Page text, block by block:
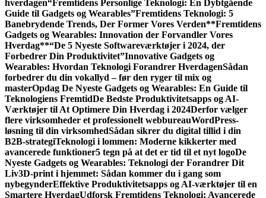
hverdagen“Fremtidens Personlige Teknologi: En Dybtgående
Guide til Gadgets og Wearables”Fremtidens Teknologi: 5
Banebrydende Trends, Der Former Vores Verden**Fremtidens
Gadgets og Wearables: Innovation der Forvandler Vores
Hverdag**“De 5 Nyeste Softwareværktøjer i 2024, der
Forbedrer Din Produktivitet”Innovative Gadgets og
Wearables: Hvordan Teknologi Forandrer HverdagenSådan
forbedrer du din vokallyd – før den ryger til mix og
masterOpdag De Nyeste Gadgets og Wearables: En Guide til
Teknologiens FremtidDe Bedste Produktivitetsapps og AI-
Værktøjer til At Optimere Din Hverdag i 2024Derfor vælger
flere virksomheder et professionelt webbureauWordPress-
løsning til din virksomhedSådan sikrer du digital tillid i din
B2B-strategiTeknologi i lommen: Moderne kikkerter med
avancerede funktioner5 tegn på at det er tid til et nyt logoDe
Nyeste Gadgets og Wearables: Teknologi der Forandrer Dit
Liv3D-print i hjemmet: Sådan kommer du i gang som
nybegynderEffektive Produktivitetsapps og AI-værktøjer til en
Smartere HverdagUdforsk Fremtidens Teknologi: Avancerede